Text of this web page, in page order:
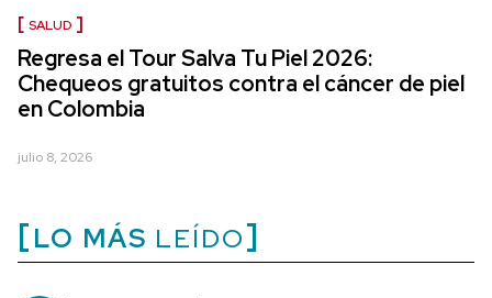
SALUD
Regresa el Tour Salva Tu Piel 2026:
Chequeos gratuitos contra el cáncer de piel
en Colombia
julio 8, 2026
LO MÁS LEÍDO